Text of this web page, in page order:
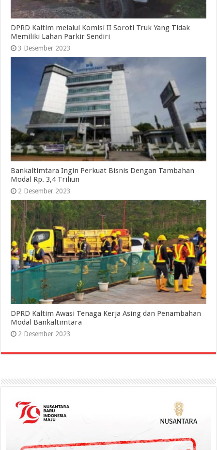
DPRD Kaltim melalui Komisi II Soroti Truk Yang Tidak
Memiliki Lahan Parkir Sendiri
3 Desember 2023
Bankaltimtara Ingin Perkuat Bisnis Dengan Tambahan
Modal Rp. 3,4 Triliun
2 Desember 2023
DPRD Kaltim Awasi Tenaga Kerja Asing dan Penambahan
Modal Bankaltimtara
2 Desember 2023